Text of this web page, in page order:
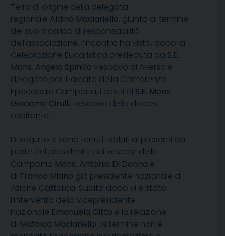
Terra di origine della delegata
regionale Aldina Maciariello, giunta al termine
del suo incarico di responsabilità
dell’associazione, l’incontro ha visto, dopo la
Celebrazione Eucaristica presieduta da S.E.
Mons. Angelo Spinillo vescovo di Aversa e
delegato per il laicato della Conferenza
Episcopale Campana, i saluti di S.E. Mons.
Giacomo Cirulli, vescovo della diocesi
ospitante.
Di seguito si sono tenuti i saluti ai presenti da
parte del presidente dei vescovi della
Campania Mons. Antonio Di Donna e
di Franco Miano già presidente nazionale di
Azione Cattolica. Subito dopo vi è stato
l’intervento della vicepresidente
nazionale Emanuela Gitto e la relazione
di Mafalda Maciariello. Al termine non è